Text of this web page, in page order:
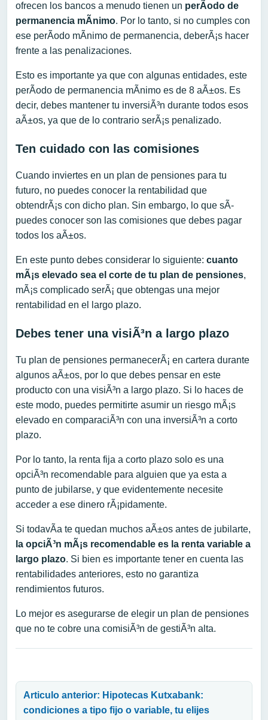
ofrecen los bancos a menudo tienen un perÃ­odo de
permanencia mÃ­nimo. Por lo tanto, si no cumples con
ese perÃ­odo mÃ­nimo de permanencia, deberÃ¡s hacer
frente a las penalizaciones.
Esto es importante ya que con algunas entidades, este
perÃ­odo de permanencia mÃ­nimo es de 8 aÃ±os. Es
decir, debes mantener tu inversiÃ³n durante todos esos
aÃ±os, ya que de lo contrario serÃ¡s penalizado.
Ten cuidado con las comisiones
Cuando inviertes en un plan de pensiones para tu
futuro, no puedes conocer la rentabilidad que
obtendrÃ¡s con dicho plan. Sin embargo, lo que sÃ­
puedes conocer son las comisiones que debes pagar
todos los aÃ±os.
En este punto debes considerar lo siguiente: cuanto
mÃ¡s elevado sea el corte de tu plan de pensiones,
mÃ¡s complicado serÃ¡ que obtengas una mejor
rentabilidad en el largo plazo.
Debes tener una visiÃ³n a largo plazo
Tu plan de pensiones permanecerÃ¡ en cartera durante
algunos aÃ±os, por lo que debes pensar en este
producto con una visiÃ³n a largo plazo. Si lo haces de
este modo, puedes permitirte asumir un riesgo mÃ¡s
elevado en comparaciÃ³n con una inversiÃ³n a corto
plazo.
Por lo tanto, la renta fija a corto plazo solo es una
opciÃ³n recomendable para alguien que ya esta a
punto de jubilarse, y que evidentemente necesite
acceder a ese dinero rÃ¡pidamente.
Si todavÃ­a te quedan muchos aÃ±os antes de jubilarte,
la opciÃ³n mÃ¡s recomendable es la renta variable a
largo plazo. Si bien es importante tener en cuenta las
rentabilidades anteriores, esto no garantiza
rendimientos futuros.
Lo mejor es asegurarse de elegir un plan de pensiones
que no te cobre una comisiÃ³n de gestiÃ³n alta.
Articulo anterior: Hipotecas Kutxabank:
condiciones a tipo fijo o variable, tu elijes